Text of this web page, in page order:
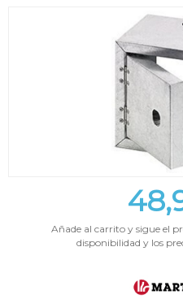
Añade al carrito y sigue el
disponibilidad y los